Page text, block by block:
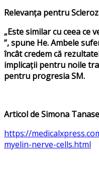
Relevanța pentru
„Este similar cu ceea ce
”, spune He. Ambele
încât credem că
implicații pentru noile
pentru progresia SM.
Articol de Simona Tanase
https://
myelin-nerve-cells.html